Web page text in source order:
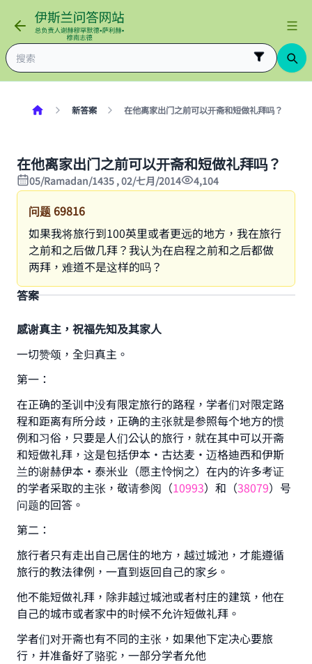
新答案 在他离家出门之前可以开斋和短做礼拜吗？
在他离家出门之前可以开斋和短做礼拜吗？
05/Ramadan/1435 , 02/七月/2014 4,104
问题 69816
如果我将旅行到100英里或者更远的地方，我在旅行
之前和之后做几拜？我认为在启程之前和之后都做
两拜，难道不是这样的吗？
答案
感谢真主，祝福先知及其家人
一切赞颂，全归真主。
第一：
在正确的圣训中没有限定旅行的路程，学者们对限定路
程和距离有所分歧，正确的主张就是参照每个地方的惯
例和习俗，只要是人们公认的旅行，就在其中可以开斋
和短做礼拜，这是包括伊本·古达麦·迈格迪西和伊斯
兰的谢赫伊本·泰米业（愿主怜悯之）在内的许多考证
的学者采取的主张，敬请参阅（10993）和（38079）号
问题的回答。
第二：
旅行者只有走出自己居住的地方，越过城池，才能遵循
旅行的教法律例，一直到返回自己的家乡。
他不能短做礼拜，除非越过城池或者村庄的建筑，他在
自己的城市或者家中的时候不允许短做礼拜。
学者们对开斋也有不同的主张，如果他下定决心要旅
行，并准备好了骆驼，一部分学者允他